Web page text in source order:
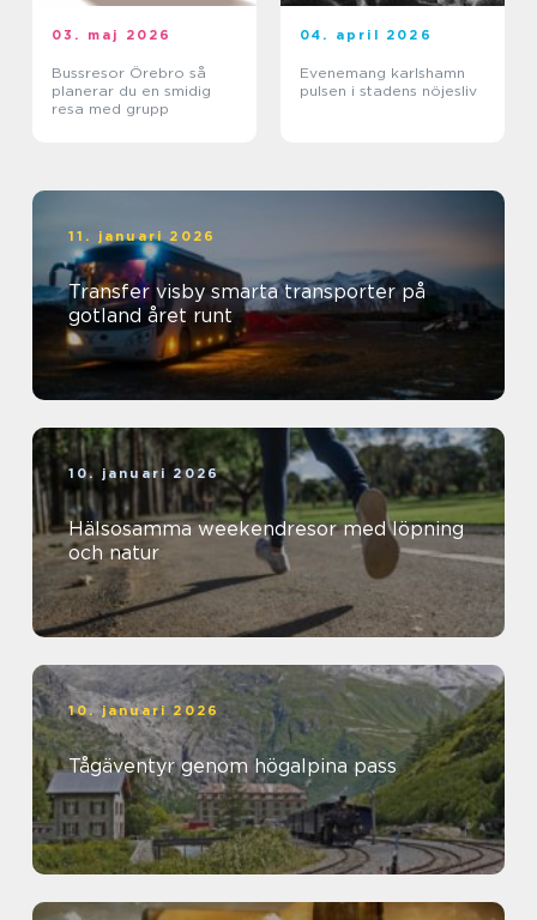
03. maj 2026
Bussresor Örebro så
planerar du en smidig
resa med grupp
04. april 2026
Evenemang karlshamn
pulsen i stadens nöjesliv
11. januari 2026
Transfer visby smarta transporter på
gotland året runt
10. januari 2026
Hälsosamma weekendresor med löpning
och natur
10. januari 2026
Tågäventyr genom högalpina pass